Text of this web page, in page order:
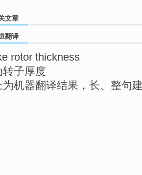
文章
翻译
rotor thickness
转子厚度
为机器翻译结果，长、整句